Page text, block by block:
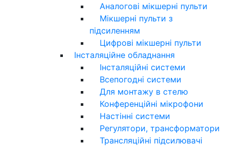
Аналогові мікшерні пульти
Мікшерні пульти з
підсиленням
Цифрові мікшерні пульти
Інсталяційне обладнання
Інсталяційні системи
Всепогодні системи
Для монтажу в стелю
Конференційні мікрофони
Настінні системи
Регулятори, трансформатори
Трансляційні підсилювачі